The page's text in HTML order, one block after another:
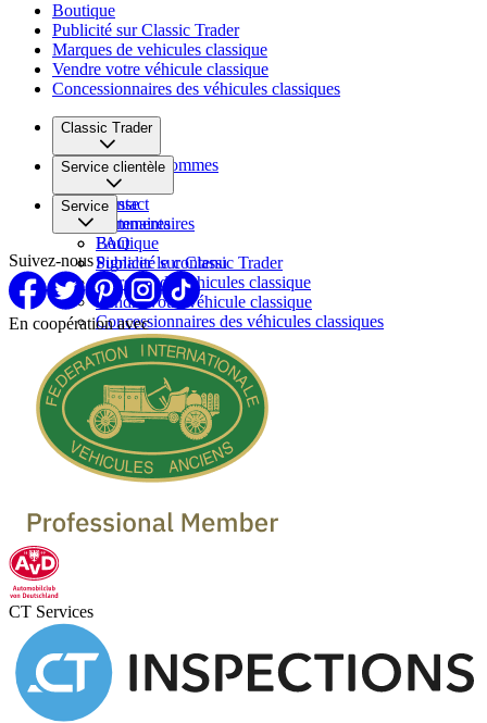
Boutique
Publicité sur Classic Trader
Marques de vehicules classique
Vendre votre véhicule classique
Concessionnaires des véhicules classiques
Classic Trader
Qui nous sommes
Carrière
Presse
Partenaires
Service clientèle
Contact
Commentaires
FAQ
Signaler le contenu
Service
Boutique
Publicité sur Classic Trader
Marques de vehicules classique
Vendre votre véhicule classique
Concessionnaires des véhicules classiques
Suivez-nous
En coopération avec
CT Services